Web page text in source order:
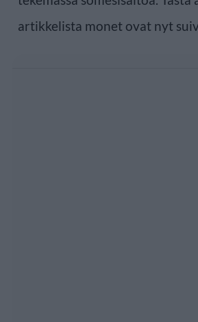
artikkelista monet ovat nyt